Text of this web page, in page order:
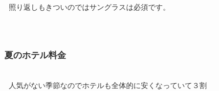
照り返しもきついのではサングラスは必須です。
夏のホテル料金
人気がない季節なのでホテルも全体的に安くなっていて３割